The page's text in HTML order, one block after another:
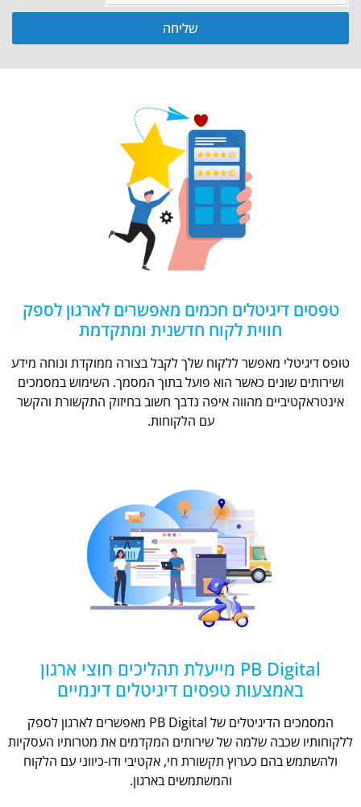
שליחה
טפסים דיגיטלים חכמים מאפשרים לארגון לספק
חווית לקוח חדשנית ומתקדמת
טופס דיגיטלי מאפשר ללקוח שלך לקבל בצורה ממוקדת ונוחה מידע
ושירותים שונים כאשר הוא פועל בתוך המסמך. השימוש במסמכים
אינטראקטיביים מהווה איפה נדבך חשוב בחיזוק התקשורת והקשר
עם הלקוחות.
PB Digital מייעלת תהליכים חוצי ארגון
באמצעות טפסים דיגיטלים דינמיים
המסמכים הדיגיטלים של PB Digital מאפשרים לארגון לספק
ללקוחותיו שכבה שלמה של שירותים המקדמים את מטרותיו העסקיות
ולהשתמש בהם כערוץ תקשורת חי, אקטיבי ודו-כיווני עם הלקוח
והמשתמשים בארגון.